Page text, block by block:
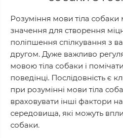
Розуміння мови тіла
значення для створення
поліпшення спілкування з
другом. Дуже важливо
мовою тіла собаки і
поведінці. Послідовність є
при розумінні мови тіла
враховувати інші фактори
середовища, які можуть
собаки.